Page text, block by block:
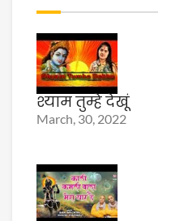
श्याम तुम्हे देखूं
March, 30, 2022